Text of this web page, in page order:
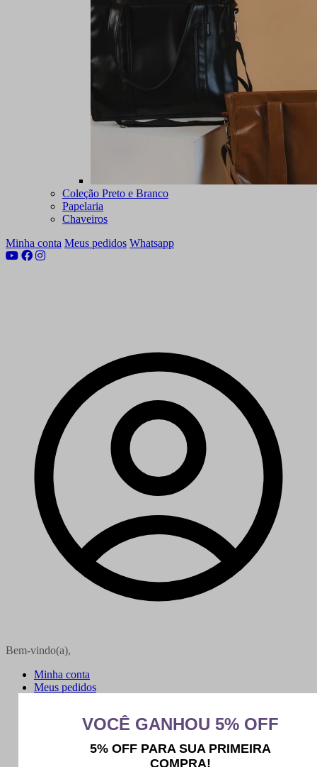
Coleção Preto e Branco
Papelaria
Chaveiros
Minha conta Meus pedidos Whatsapp
Bem-vindo(a),
Minha conta
Meus pedidos